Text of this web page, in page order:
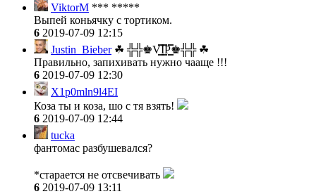
ViktorM *** *****
Выпей коньячку с тортиком.
6 2019-07-09 12:15
Justin_Bieber☘ ╬╬♚V͇̿I͇̿P͇̿♚╬╬ ☘
Правильно, запихивать нужно чааще !!!
6 2019-07-09 12:30
X1p0mln9l4EI
Коза ты и коза, шо с тя взять!
6 2019-07-09 12:44
tucka
фантомас разбушевался?
*старается не отсвечивать
6 2019-07-09 13:11